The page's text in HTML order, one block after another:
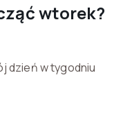
wtorek?
dzień w tygodniu